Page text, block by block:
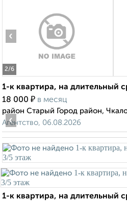
2/6
‹
1-к квартира, на длительный
18 000 ₽ в месяц
район Старый Город район,
Агентство, 06.08.2026
‹
1-к квартира, на длительный